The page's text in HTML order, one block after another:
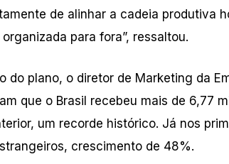
de alinhar a cadeia produtiva
para fora”, ressaltou.
do plano, o diretor de Marketing da
que o Brasil recebeu mais de 6,77
um recorde histórico. Já nos
crescimento de 48%.